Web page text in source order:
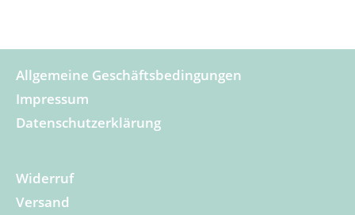
Allgemeine Geschäftsbedingungen
Impressum
Datenschutzerklärung
Widerruf
Versand